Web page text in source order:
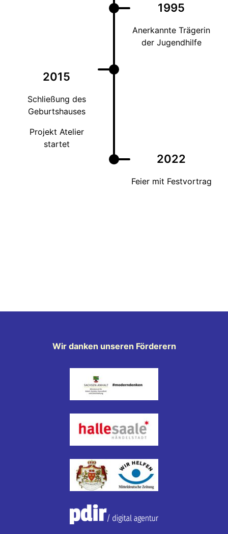
1995
Anerkannte Trägerin
der Jugendhilfe
2015
Schließung des
Geburtshauses
Projekt Atelier
startet
2022
Feier mit Festvortrag
Wir danken unseren Förderern